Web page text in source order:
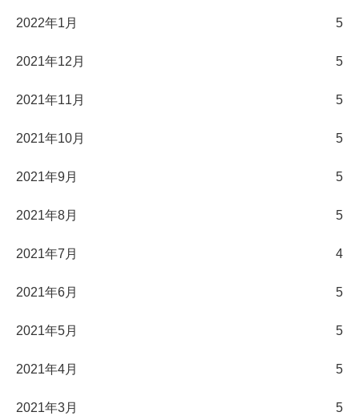
2022年1月 5
2021年12月 5
2021年11月 5
2021年10月 5
2021年9月 5
2021年8月 5
2021年7月 4
2021年6月 5
2021年5月 5
2021年4月 5
2021年3月 5